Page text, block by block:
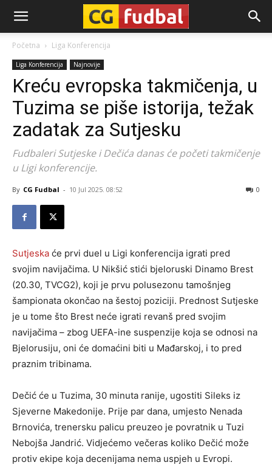
CG-
Fudbal
Početna Liga Konferencija
Liga Konferencija Najnovije
Kreću evropska takmičenja, u
Tuzima se piše istorija, težak
zadatak za Sutjesku
Fudbaleri Sutjeske i Dečića danas će početi takmičenje
u Ligi konferencije.
By CG Fudbal - 10 Jul 2025. 08:52 0
Sutjeska će prvi duel u Ligi konferencija igrati pred
svojim navijačima. U Nikšić stići bjeloruski Dinamo Brest
(20.30, TVCG2), koji je prvu polusezonu tamošnjeg
šampionata okončao na šestoj poziciji. Prednost Sutjeske
je u tome što Brest neće igrati revanš pred svojim
navijačima – zbog UEFA-ine suspenzije koja se odnosi na
Bjelorusiju, oni će domaćini biti u Mađarskoj, i to pred
praznim tribinama.
Dečić će u Tuzima, 30 minuta ranije, ugostiti Sileks iz
Sjeverne Makedonije. Prije par dana, umjesto Nenada
Brnovića, trenersku palicu preuzeo je povratnik u Tuzi
Nebojša Jandrić. Vidjećemo večeras koliko Dečić može
protiv ekipe koja decenijama nema uspjeh u Evropi.